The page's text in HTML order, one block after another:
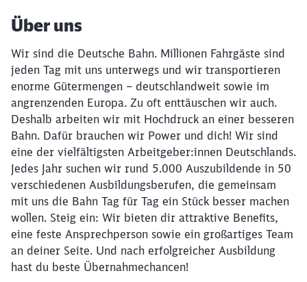
Über uns
Wir sind die Deutsche Bahn. Millionen Fahrgäste sind
jeden Tag mit uns unterwegs und wir transportieren
enorme Gütermengen – deutschlandweit sowie im
angrenzenden Europa. Zu oft enttäuschen wir auch.
Deshalb arbeiten wir mit Hochdruck an einer besseren
Bahn. Dafür brauchen wir Power und dich! Wir sind
eine der vielfältigsten Arbeitgeber:innen Deutschlands.
Jedes Jahr suchen wir rund 5.000 Auszubildende in 50
verschiedenen Ausbildungsberufen, die gemeinsam
mit uns die Bahn Tag für Tag ein Stück besser machen
wollen. Steig ein: Wir bieten dir attraktive Benefits,
eine feste Ansprechperson sowie ein großartiges Team
an deiner Seite. Und nach erfolgreicher Ausbildung
hast du beste Übernahmechancen!